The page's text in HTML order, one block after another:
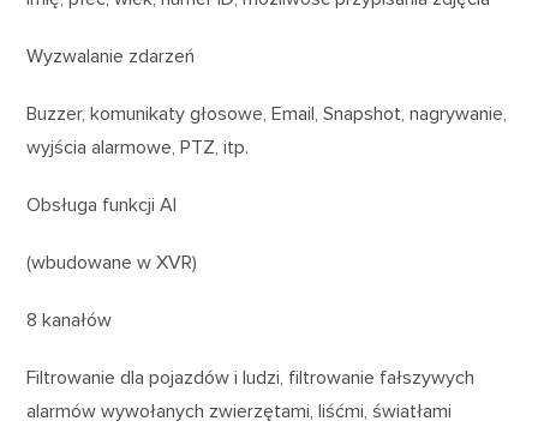
Wyzwalanie zdarzeń
Buzzer, komunikaty głosowe, Email, Snapshot, nagrywanie,
wyjścia alarmowe, PTZ, itp.
Obsługa funkcji AI
(wbudowane w XVR)
8 kanałów
Filtrowanie dla pojazdów i ludzi, filtrowanie fałszywych
alarmów wywołanych zwierzętami, liśćmi, światłami